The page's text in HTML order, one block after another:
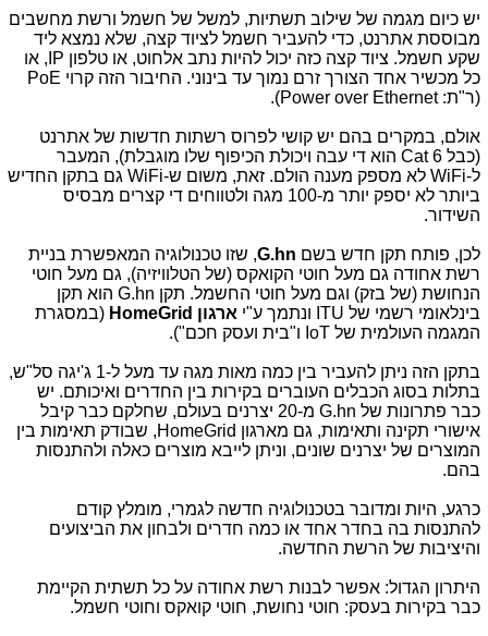
יש כיום מגמה של שילוב תשתיות, למשל של חשמל ורשת מחשבים
מבוססת אתרנט, כדי להעביר חשמל לציוד קצה, שלא נמצא ליד
שקע חשמל. ציוד קצה כזה יכול להיות נתב אלחוט, או טלפון ,IP או
כל מכשיר אחד הצורך זרם נמוך עד בינוני. החיבור הזה קרוי PoE
(ר"ת:Power over Ethernet
).
אולם, במקרים בהם יש קושי לפרוס רשתות חדשות של אתרנט
(כבל Cat 6 הוא די עבה ויכולת הכיפוף שלו מוגבלת), המעבר
ל-WiFi לא מספק מענה הולם. זאת, משום ש-WiFi גם בתקן החדיש
ביותר לא יספק יותר מ-100 מגה ולטווחים די קצרים מבסיס
השידור.
לכן, פותח תקן חדש בשם G.hn, שזו טכנולוגיה המאפשרת בניית
רשת אחודה גם מעל חוטי הקואקס (של הטלוויזיה), גם מעל חוטי
הנחושת (של בזק) וגם מעל חוטי החשמל. תקן G.hn הוא תקן
בינלאומי רשמי של ITU ונתמך ע"י ארגון HomeGrid (במסגרת
המגמה העולמית של IoT ו"בית ועסק חכם").
בתקן הזה ניתן להעביר בין כמה מאות מגה עד מעל ל-1 ג'יגה סל"ש,
בתלות בסוג הכבלים העוברים בקירות בין החדרים ואיכותם. יש
כבר פתרונות של G.hn
מ-20 יצרנים בעולם, שחלקם כבר קיבל
אישורי תקינה ותאימות, גם מארגון HomeGrid, שבודק תאימות בין
המוצרים של יצרנים שונים, וניתן לייבא מוצרים כאלה ולהתנסות
בהם.
כרגע, היות ומדובר בטכנולוגיה חדשה לגמרי, מומלץ קודם
להתנסות בה בחדר אחד או כמה חדרים ולבחון את הביצועים
והיציבות של הרשת החדשה.
היתרון הגדול: אפשר לבנות רשת אחודה על כל תשתית הקיימת
כבר בקירות בעסק: חוטי נחושת, חוטי קואקס וחוטי חשמל.